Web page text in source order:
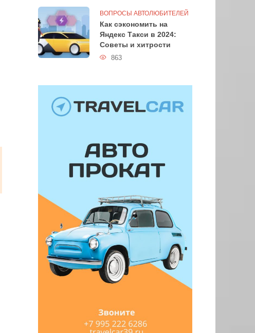
ВОПРОСЫ АВТОЛЮБИТЕЛЕЙ
Как сэкономить на
Яндекс Такси в 2024:
Советы и хитрости
863